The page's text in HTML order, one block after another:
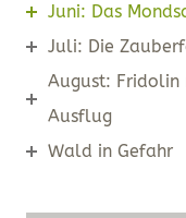
Juni: Das
Juli: Die
August: Fridolin
Ausflug
Wald in Gefahr